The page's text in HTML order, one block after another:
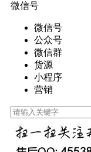
微信号
微信号
公众号
微信群
货源
小程序
营销